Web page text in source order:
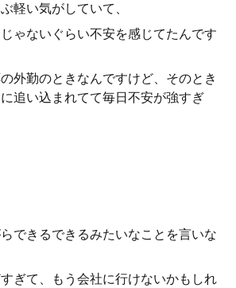
軽い気がしていて、
ゃないぐらい不安を感じてたんです
外勤のときなんですけど、そのとき
追い込まれてて毎日不安が強すぎ
できるできるみたいなことを言いな
ぎて、もう会社に行けないかもしれ